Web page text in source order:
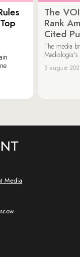
The
Rank
Cited
The media
3 august
Media